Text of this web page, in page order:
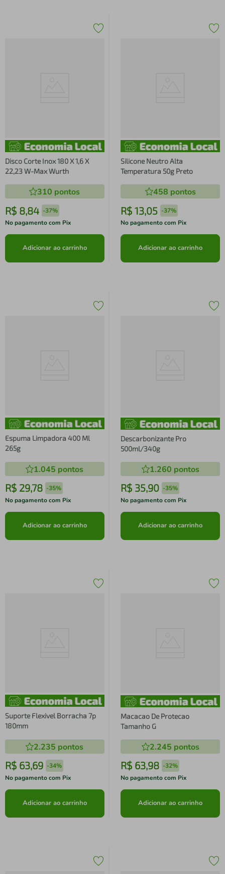
Disco Corte Inox 180 X 1,6 X
22,23 W-Max Wurth
310 pontos
R$ 8,84 -37%
No pagamento com Pix
Adicionar ao carrinho
Silicone Neutro Alta
Temperatura 50g Preto
458 pontos
R$ 13,05 -37%
No pagamento com Pix
Adicionar ao carrinho
Espuma Limpadora 400 Ml
265g
1.045 pontos
R$ 29,78 -35%
No pagamento com Pix
Adicionar ao carrinho
Descarbonizante Pro
500ml/340g
1.260 pontos
R$ 35,90 -35%
No pagamento com Pix
Adicionar ao carrinho
Suporte Flexivel Borracha 7p
180mm
2.235 pontos
R$ 63,69 -34%
No pagamento com Pix
Adicionar ao carrinho
Macacao De Protecao
Tamanho G
2.245 pontos
R$ 63,98 -32%
No pagamento com Pix
Adicionar ao carrinho